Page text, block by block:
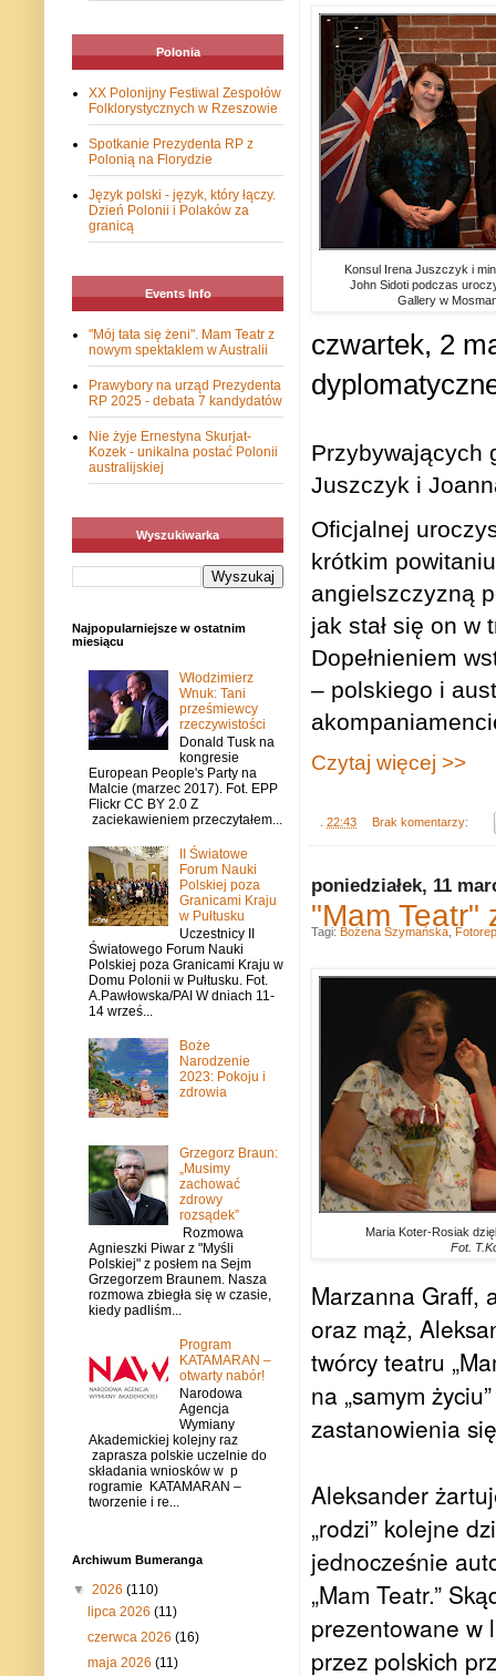
Konsul Irena Juszczyk i
John Sidoti podczas
Gallery w
czwartek, 2
Przybywających
Juszczyk i
Oficjalnej
krótkim
angielszczyzną
jak stał się on w
Dopełnieniem
– polskiego i
Czytaj więcej >>
22:43 Brak komentarzy:
poniedziałek, 11
"Mam Teatr"
Maria Koter-Rosiak
Fot.
Marzanna Graff,
oraz mąż,
twórcy teatru
na „samym
zastanowienia
Aleksander
„rodzi” kolejne
jednocześnie
„Mam Teatr.”
prezentowane w
przez polskich
Tagi: Bożena Szymańska
Polonia
XX Polonijny Festiwal Zespołów
Folklorystycznych w Rzeszowie
Spotkanie Prezydenta RP z
Polonią na Florydzie
Język polski - język, który łączy.
Dzień Polonii i Polaków za
granicą
Events Info
"Mój tata się żeni". Mam Teatr z
nowym spektaklem w Australii
Prawybory na urząd Prezydenta
RP 2025 - debata 7 kandydatów
Nie żyje Ernestyna Skurjat-
Kozek - unikalna postać Polonii
australijskiej
Wyszukiwarka
Najpopularniejsze w ostatnim
miesiącu
Włodzimierz
Wnuk: Tani
prześmiewcy
rzeczywistości
Donald Tusk na
kongresie
European People's Party na
Malcie (marzec 2017). Fot. EPP
Flickr CC BY 2.0 Z
zaciekawieniem przeczytałem...
II Światowe
Forum Nauki
Polskiej poza
Granicami Kraju
w Pułtusku
Uczestnicy II
Światowego Forum Nauki
Polskiej poza Granicami Kraju w
Domu Polonii w Pułtusku. Fot.
A.Pawłowska/PAI W dniach 11-
14 wrześ...
Boże
Narodzenie
2023: Pokoju i
zdrowia
Grzegorz Braun:
„Musimy
zachować
zdrowy
rozsądek”
Rozmowa
Agnieszki Piwar z "Myśli
Polskiej" z posłem na Sejm
Grzegorzem Braunem. Nasza
rozmowa zbiegła się w czasie,
kiedy padliśm...
Program
KATAMARAN –
otwarty nabór!
Narodowa
Agencja
Wymiany
Akademickiej kolejny raz
zaprasza polskie uczelnie do
składania wniosków w p
rogramie KATAMARAN –
tworzenie i re...
Archiwum Bumeranga
▼ 2026 (110)
lipca 2026(11)
czerwca 2026(16)
maja 2026(11)